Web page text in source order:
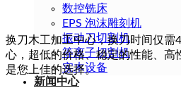
数控铣床
EPS 泡沫雕刻机
振动刀切割机
等离子切割机
实木设备
新闻中心
换刀木工加工中心，换刀时间仅需
心，超低的价格、稳定的性能、高
是您上佳的选择。